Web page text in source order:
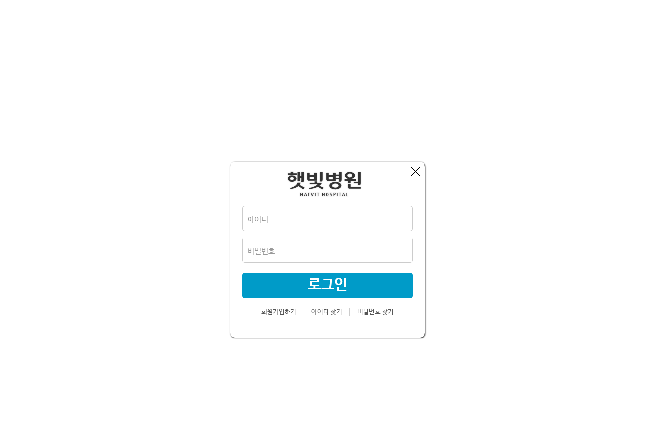
로그인
회원가입하기 아이디 찾기 비밀번호 찾기